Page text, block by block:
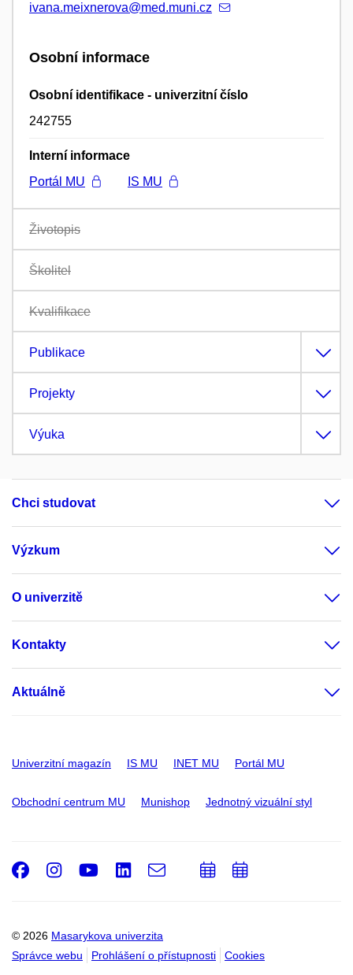
ivana.meixnerova@med.muni.cz
Osobní informace
Osobní identifikace - univerzitní číslo
242755
Interní informace
Portál MU
IS MU
Životopis
Školitel
Kvalifikace
Publikace
Projekty
Výuka
Chci studovat
Výzkum
O univerzitě
Kontakty
Aktuálně
Univerzitní magazín IS MU INET MU Portál MU
Obchodní centrum MU Munishop Jednotný vizuální styl
© 2026 Masarykova univerzita
Správce webu
Prohlášení o přístupnosti Cookies
Facebook
Instagram
Youtube
LinkedIn
e-
Email
PřidatPřidat